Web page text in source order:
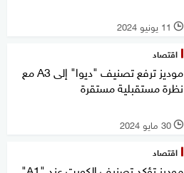
l 11 يونيو 2024
اقتصاد
موديز ترفع تصنيف "ديوا" إلى A3 مع
نظرة مستقبلية مستقرة
l 30 مايو 2024
اقتصاد